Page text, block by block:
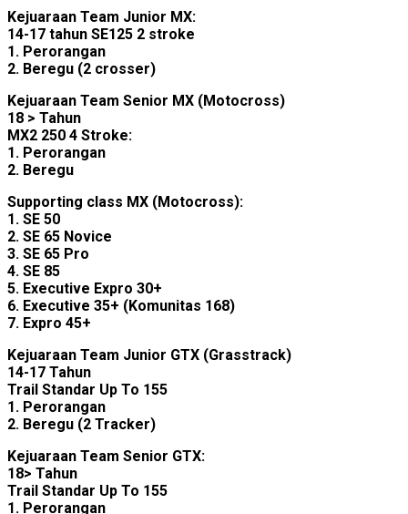
Kejuaraan Team Junior MX:
14-17 tahun SE125 2 stroke
1. Perorangan
2. Beregu (2 crosser)
Kejuaraan Team Senior MX (Motocross)
18 > Tahun
MX2 250 4 Stroke:
1. Perorangan
2. Beregu
Supporting class MX (Motocross):
1. SE 50
2. SE 65 Novice
3. SE 65 Pro
4. SE 85
5. Executive Expro 30+
6. Executive 35+ (Komunitas 168)
7. Expro 45+
Kejuaraan Team Junior GTX (Grasstrack)
14-17 Tahun
Trail Standar Up To 155
1. Perorangan
2. Beregu (2 Tracker)
Kejuaraan Team Senior GTX:
18> Tahun
Trail Standar Up To 155
1. Perorangan